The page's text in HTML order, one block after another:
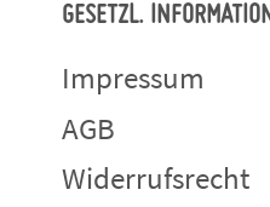
GESETZL.
Impressum
AGB
Widerrufsrecht